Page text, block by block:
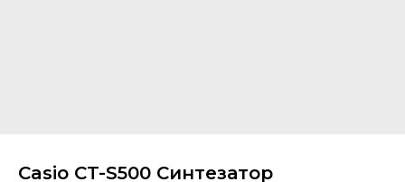
Casio CT-S500 Синтезатор